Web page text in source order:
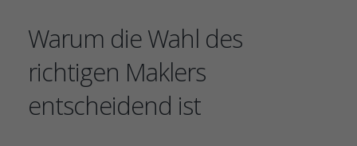
Warum die Wahl des
richtigen Maklers
entscheidend ist